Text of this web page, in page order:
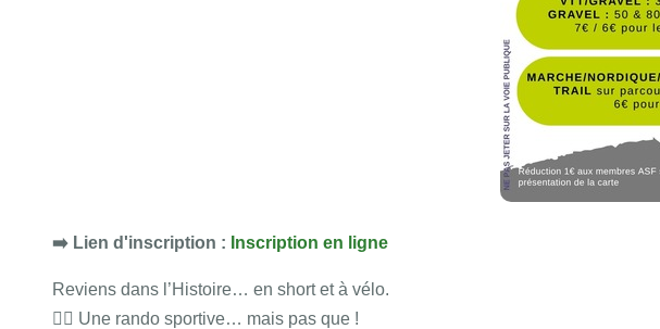
➡️ Lien d'inscription : Inscription en ligne
Reviens dans l’Histoire… en short et à vélo.
🚴‍♂️ Une rando sportive… mais pas que !